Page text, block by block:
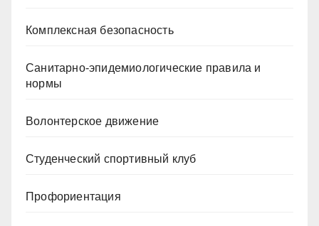
Комплексная безопасность
Санитарно-эпидемиологические правила и
нормы
Волонтерское движение
Студенческий спортивный клуб
Профориентация